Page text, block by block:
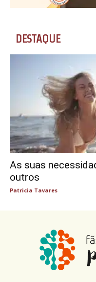
DESTAQUE
As suas
outros
Patricia Tavares